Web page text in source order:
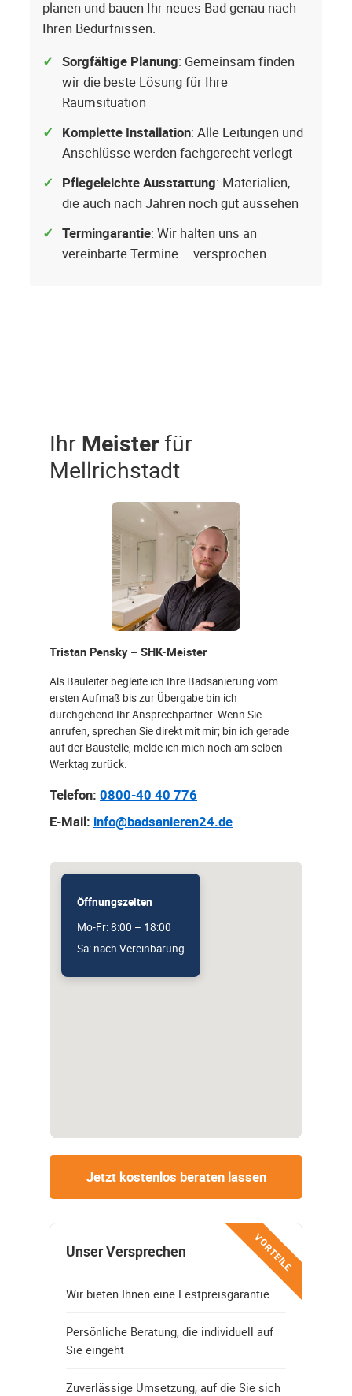
planen und bauen Ihr neues Bad genau nach
Ihren Bedürfnissen.
Sorgfältige Planung: Gemeinsam finden
wir die beste Lösung für Ihre
Raumsituation
Komplette Installation: Alle Leitungen und
Anschlüsse werden fachgerecht verlegt
Pflegeleichte Ausstattung: Materialien,
die auch nach Jahren noch gut aussehen
Termingarantie: Wir halten uns an
vereinbarte Termine – versprochen
Ihr Meisterfür
Mellrichstadt
Tristan Pensky – SHK-Meister
Als Bauleiter begleite ich Ihre Badsanierung vom
ersten Aufmaß bis zur Übergabe bin ich
durchgehend Ihr Ansprechpartner. Wenn Sie
anrufen, sprechen Sie direkt mit mir; bin ich gerade
auf der Baustelle, melde ich mich noch am selben
Werktag zurück.
Telefon: 0800-40 40 776
E-Mail: info@badsanieren24.de
Öffnungszeiten
Mo-Fr: 8:00 – 18:00
Sa: nach Vereinbarung
Jetzt kostenlos beraten lassen
VORTEILE
Unser Versprechen
Wir bieten Ihnen eine Festpreisgarantie
Persönliche Beratung, die individuell auf
Sie eingeht
Zuverlässige Umsetzung, auf die Sie sich